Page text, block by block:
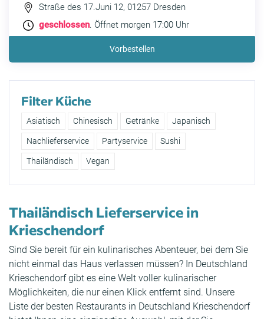
Straße des 17.Juni 12, 01257 Dresden
geschlossen. Öffnet morgen 17:00 Uhr
Vorbestellen
Filter Küche
Asiatisch Chinesisch Getränke Japanisch
Nachlieferservice Partyservice Sushi
Thailändisch Vegan
Thailändisch Lieferservice in
Krieschendorf
Sind Sie bereit für ein kulinarisches Abenteuer, bei dem Sie
nicht einmal das Haus verlassen müssen? In Deutschland
Krieschendorf gibt es eine Welt voller kulinarischer
Möglichkeiten, die nur einen Klick entfernt sind. Unsere
Liste der besten Restaurants in Deutschland Krieschendorf